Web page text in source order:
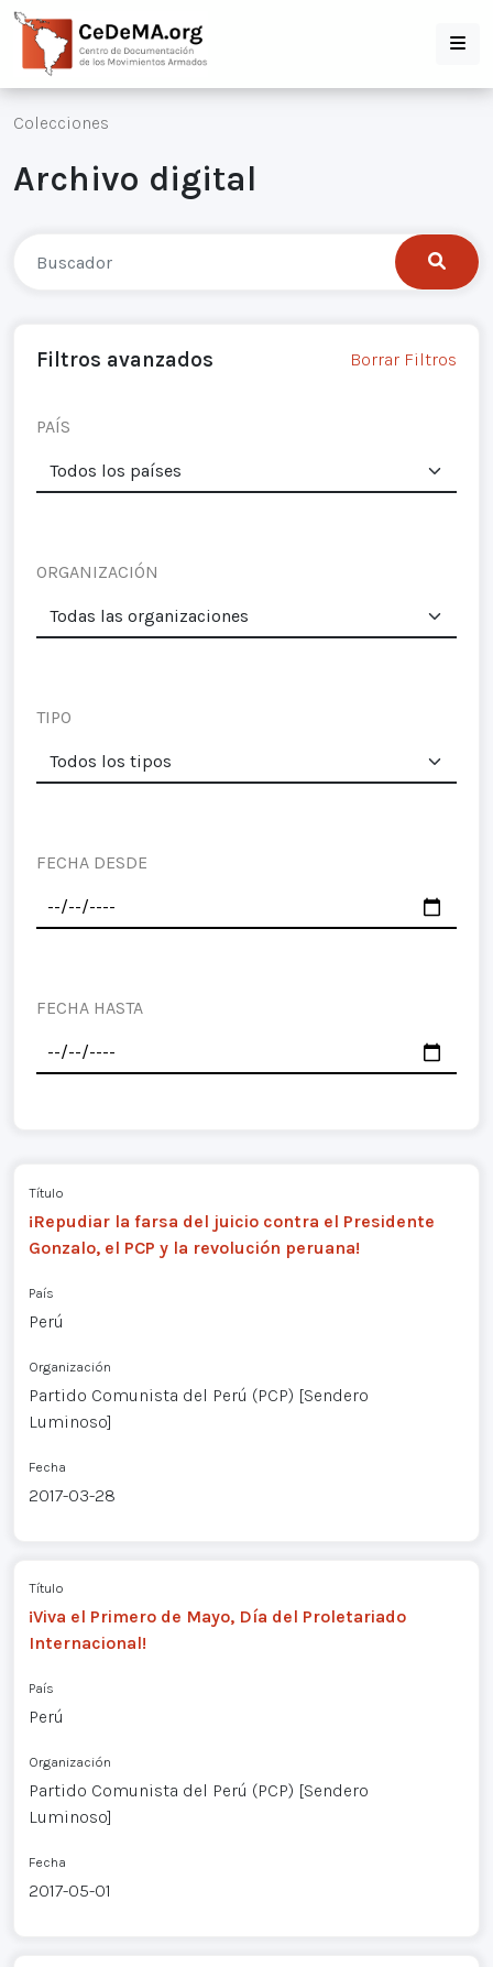
Colecciones
Archivo digital
Filtros avanzados Borrar Filtros
PAÍS
ORGANIZACIÓN
TIPO
FECHA DESDE
FECHA HASTA
Título
¡Repudiar la farsa del juicio contra el Presidente
Gonzalo, el PCP y la revolución peruana!
País
Perú
Organización
Partido Comunista del Perú (PCP) [Sendero
Luminoso]
Fecha
2017-03-28
Título
¡Viva el Primero de Mayo, Día del Proletariado
Internacional!
País
Perú
Organización
Partido Comunista del Perú (PCP) [Sendero
Luminoso]
Fecha
2017-05-01